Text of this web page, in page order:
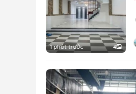
1 phút trước 4